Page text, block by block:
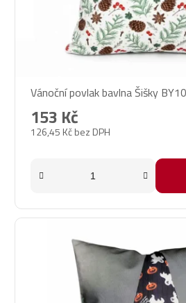
Vánoční povlak bavlna Šišky
126,45 Kč bez DPH
153 Kč